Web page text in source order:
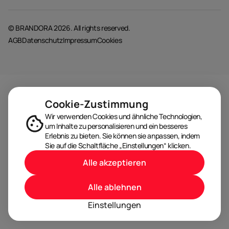
© BRANDORA 2026. All rights reserved.
AGBDatenschutzImpressumCookies
Cookie-Zustimmung
Wir verwenden Cookies und ähnliche Technologien,
um Inhalte zu personalisieren und ein besseres
Erlebnis zu bieten. Sie können sie anpassen, indem
Sie auf die Schaltfläche „Einstellungen“ klicken.
Einstellungen
Alle ablehnen
Alle akzeptieren